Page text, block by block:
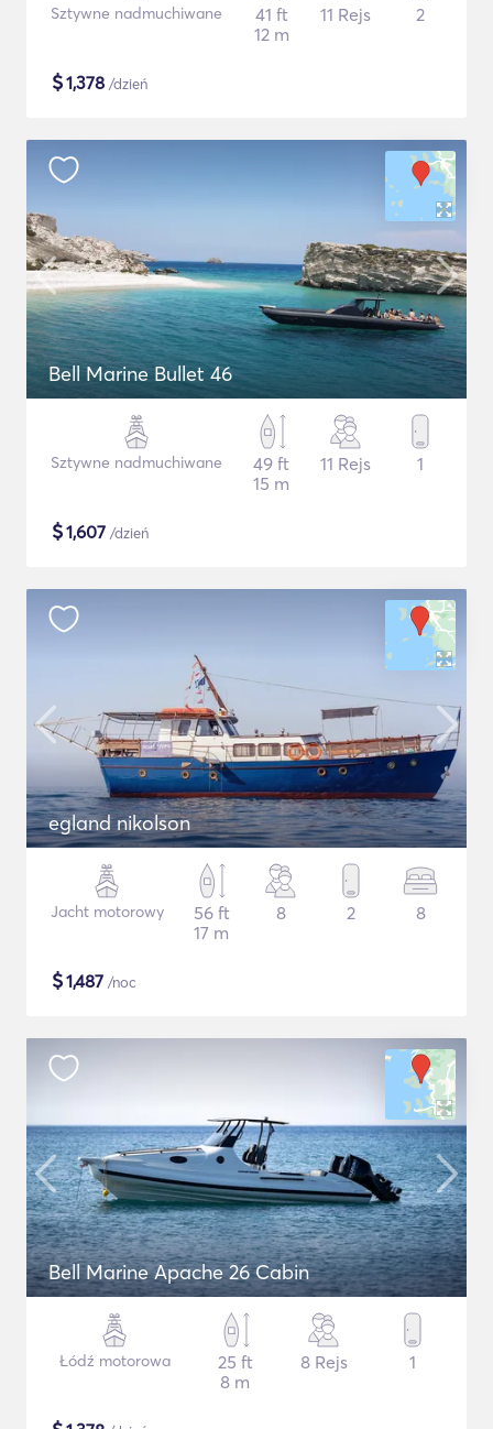
Sztywne nadmuchiwane
41 ft
12 m
11 Rejs 2
$1,378 /dzień
Bell Marine Bullet 46
Sztywne nadmuchiwane
49 ft
15 m
11 Rejs 1
$1,607 /dzień
egland nikolson
Jacht motorowy
56 ft
17 m
8 2 8
$1,487 /noc
Bell Marine Apache 26 Cabin
Łódź motorowa
25 ft
8 m
8 Rejs 1